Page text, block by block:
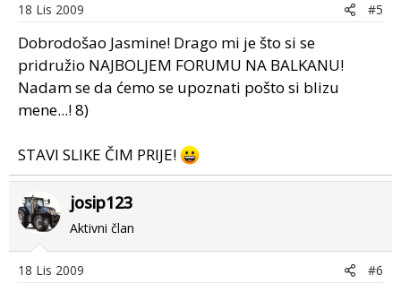
18 Lis 2009 #5
Dobrodošao Jasmine! Drago mi je što si se
pridružio NAJBOLJEM FORUMU NA BALKANU!
Nadam se da ćemo se upoznati pošto si blizu
mene...! 8)
STAVI SLIKE ČIM PRIJE!
josip123
Aktivni član
18 Lis 2009 #6